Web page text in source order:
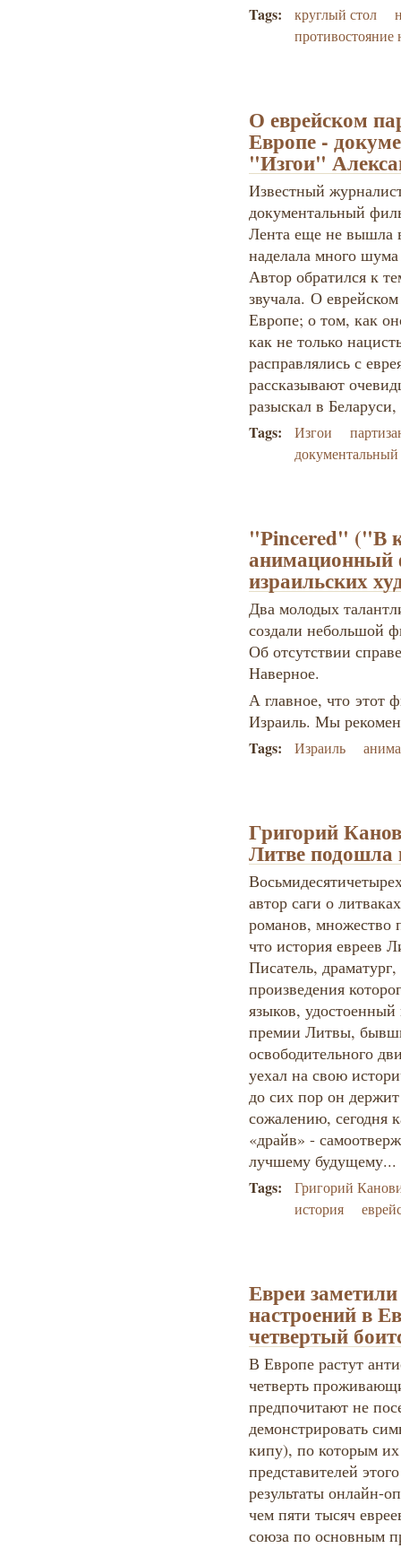
Tags: круглый стол
противостояние
О еврейском
Европе -
"Изгои"
Известный
документальный
Лента еще не вышла
наделала много
Автор обратился к
звучала. О
Европе; о том, как
как не только
расправлялись с
рассказывают
разыскал в
Tags: Изгои
"Рincered" ("В
израильских
Два молодых
создали небольшой
Об отсутствии
Наверное.
А главное, что этот
Израиль. Мы
Tags: Израиль
Григорий
Литве подошла
автор саги о
романов, множество
что история евреев
Писатель,
произведения
языков,
премии Литвы,
освободительного
уехал на свою
до сих пор он
сожалению, сегодня
«драйв» -
лучшему будущему...
Tags:
Григорий
история
Евреи
настроений в
четвертый
В Европе растут
четверть
предпочитают не
демонстрировать
кипу), по которым
представителей
результаты онлайн-
чем пяти тысяч
союза по основным